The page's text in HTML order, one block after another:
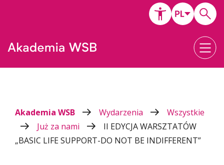
Akademia WSB Wydarzenia
Wszystkie
Już za nami
II EDYCJA WARSZTATÓW
„BASIC LIFE SUPPORT-DO NOT BE INDIFFERENT”